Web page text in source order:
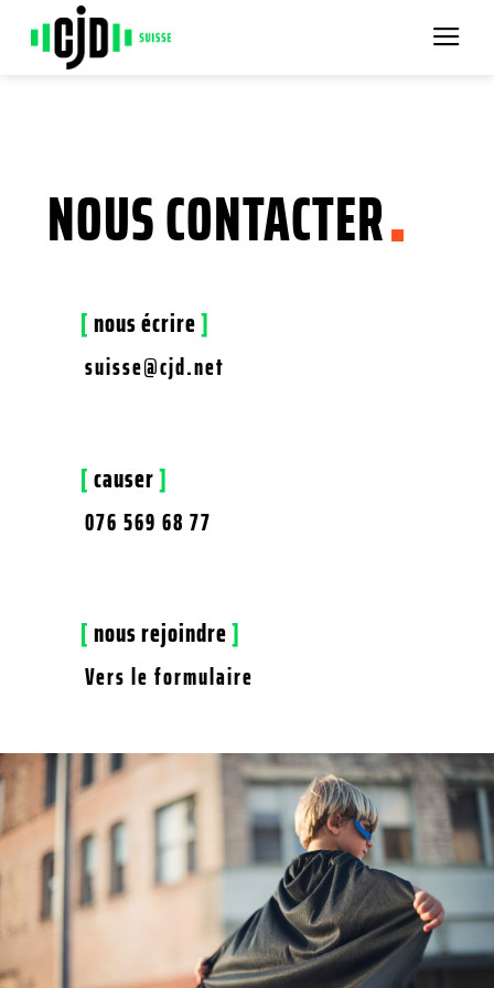
contenu
NOUS CONTACTER
[nous écrire]
suisse@cjd.net
[causer]
076 569 68 77
[nous rejoindre]
Vers le formulaire